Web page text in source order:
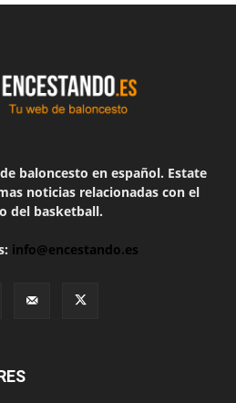
baloncesto en español. Estate
noticias relacionadas con el
del basketball.
info@encestando.es